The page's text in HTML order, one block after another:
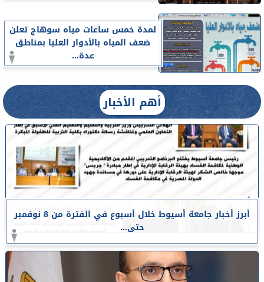
لمدة خمس ساعات مياه سوهاج تعلن
ضعف المياه بالأدوار العليا بمناطق
عدة...
أهم الأخبار
أبرز أخبار جامعة أسيوط خلال أسبوع في الفترة من 8 نوفمبر
حتى...